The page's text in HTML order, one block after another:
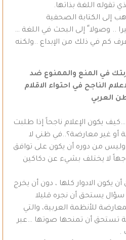
تقوله اللغة بذاتها.
إلى الكتابة الصحفية
.. وصولا ً إلى البحث في اللغة …
أعرف كم في ذلك من الإبداع ..ولكنه
في المنع والممنوع ضد
الناجح في احتواء الاقلام
العربي
يكون الإعلام ناجحاً إذا طلبت
أو غير معارضة؟..في ظني لا
وليس من دوره أن يكون على توافق
لا يختلف بشيء عن دكاكين
يكون الادوار كلها ، دون أن يخرج
يستحق أن نجره قليلا
للأنظمة العربية، والتي
تستحق أن تمنحها صوتها …عبر
.